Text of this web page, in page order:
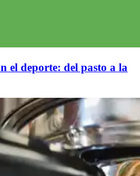
el deporte: del pasto a la